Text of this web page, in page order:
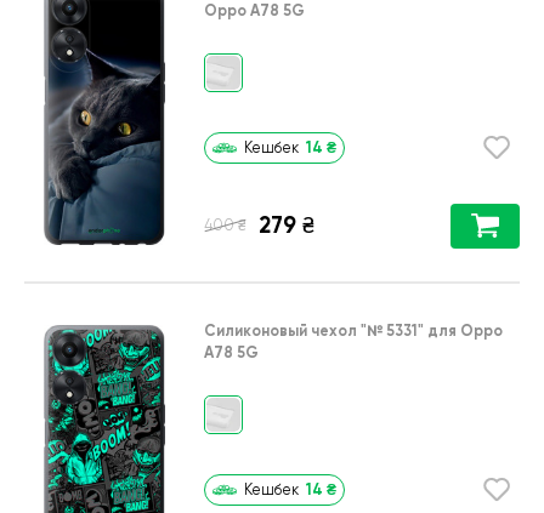
Oppo A78 5G
Кешбек 14 ₴
400 ₴ 279 ₴
Силиконовый чехол "№ 5331" для Oppo
A78 5G
Кешбек 14 ₴